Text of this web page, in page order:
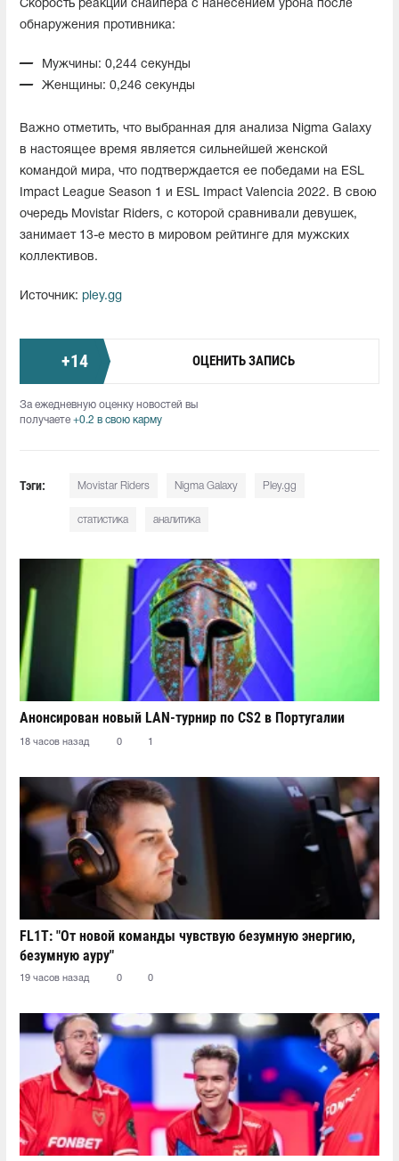
Скорость реакции снайпера с нанесением урона после
обнаружения противника:
Мужчины: 0,244 секунды
Женщины: 0,246 секунды
Важно отметить, что выбранная для анализа Nigma Galaxy
в настоящее время является сильнейшей женской
командой мира, что подтверждается ее победами на ESL
Impact League Season 1 и ESL Impact Valencia 2022. В свою
очередь Movistar Riders, с которой сравнивали девушек,
занимает 13-е место в мировом рейтинге для мужских
коллективов.
Источник: pley.gg
+14 ОЦЕНИТЬ ЗАПИСЬ
За ежедневную оценку новостей вы
получаете +0.2 в свою карму
Тэги: Movistar Riders Nigma Galaxy Pley.gg
статистика аналитика
Анонсирован новый LAN-турнир по CS2 в Португалии
18 часов назад 0 1
FL1T: "От новой команды чувствую безумную энергию,
безумную ауру"
19 часов назад 0 0